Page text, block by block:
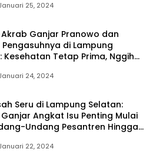
25, 2024
Ganjar Pranowo dan
di Lampung
Kesehatan Tetap Prima, Nggih
24, 2024
Seru di Lampung Selatan:
Angkat Isu Penting Mulai
Undang Pesantren Hingga
Ngaji
22, 2024